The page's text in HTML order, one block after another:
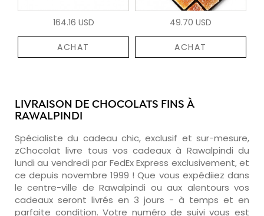
164.16 USD
ACHAT
49.70 USD
ACHAT
LIVRAISON DE CHOCOLATS FINS À
RAWALPINDI
Spécialiste du cadeau chic, exclusif et sur-mesure,
zChocolat livre tous vos cadeaux à Rawalpindi du
lundi au vendredi par FedEx Express exclusivement, et
ce depuis novembre 1999 ! Que vous expédiiez dans
le centre-ville de Rawalpindi ou aux alentours vos
cadeaux seront livrés en 3 jours - à temps et en
parfaite condition. Votre numéro de suivi vous est